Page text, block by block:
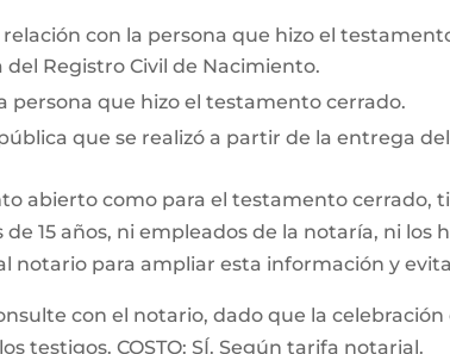
con la persona que hizo el
Registro Civil de Nacimiento.
persona que hizo el testamento cerrado.
que se realizó a partir de la entrega
abierto como para el testamento cerrado,
15 años, ni empleados de la notaría, ni los
notario para ampliar esta información y
con el notario, dado que la
testigos. COSTO: SÍ. Según tarifa notarial.